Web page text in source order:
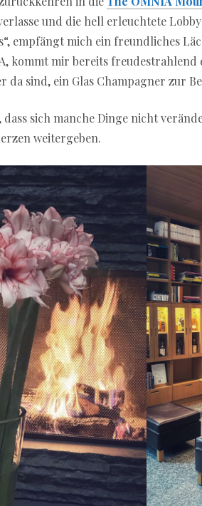
und die hell erleuchtete
empfängt mich ein freundliches
kommt mir bereits
da sind, ein Glas Champagner zur
sich manche Dinge nicht
weitergeben.